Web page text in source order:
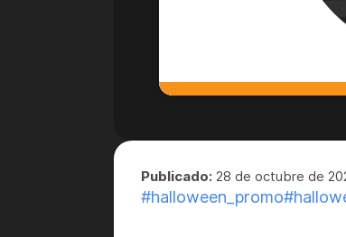
Publicado: 28 de octubre de
#halloween_promo